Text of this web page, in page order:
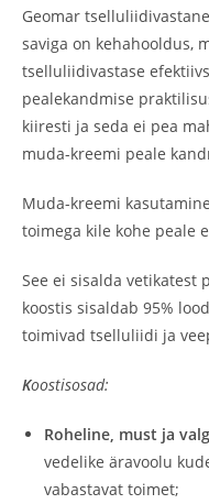
Geomar
saviga on kehahooldus,
tselluliidivastase
pealekandmise
kiiresti ja seda ei pea
muda-kreemi peale
Muda-kreemi
toimega kile kohe peale
See ei sisalda vetikatest
koostis sisaldab 95%
toimivad tselluliidi ja
Koostisosad:
Roheline, must ja
vedelike äravoolu
vabastavat toimet;